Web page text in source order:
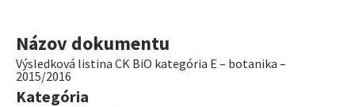
Názov dokumentu
Výsledková listina CK BiO kategória E – botanika –
2015/2016
Kategória